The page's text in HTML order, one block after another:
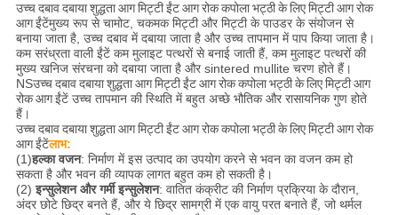
उच्च दबाव दबाया शुद्धता आग मिट्टी ईंट आग रोक कपोला भट्ठी के लिए मिट्टी आग रोक
आग ईंटेंमुख्य रूप से चामोट, चकमक मिट्टी और मिट्टी के पाउडर के संयोजन से
बनाया जाता है, उच्च दबाव में दबाया जाता है और उच्च तापमान में पाप किया जाता है।
कम सरंध्रता वाली ईंटें कम मुलाइट पत्थरों से बनाई जाती हैं, कम मुलाइट पत्थरों की
मुख्य खनिज संरचना को दबाया जाता है और sintered mullite चरण होते हैं।
NSउच्च दबाव दबाया शुद्धता आग मिट्टी ईंट आग रोक कपोला भट्ठी के लिए मिट्टी आग
रोक आग ईंटेंउच्च तापमान की स्थिति में बहुत अच्छे भौतिक और रासायनिक गुण होते
हैं।
उच्च दबाव दबाया शुद्धता आग मिट्टी ईंट आग रोक कपोला भट्ठी के लिए मिट्टी आग रोक
आग ईंटेंलाभ:
(1)हल्का वजन: निर्माण में इस उत्पाद का उपयोग करने से भवन का वजन कम हो
सकता है और भवन की व्यापक लागत बहुत कम हो सकती है।
(2) इन्सुलेशन और गर्मी इन्सुलेशन: वातित कंक्रीट की निर्माण प्रक्रिया के दौरान,
अंदर छोटे छिद्र बनते हैं, और ये छिद्र सामग्री में एक वायु परत बनाते हैं, जो थर्मल